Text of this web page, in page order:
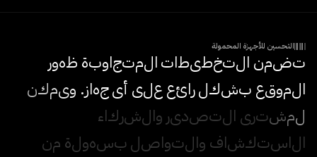
التحسين للأجهزة المحمولة
تضمن التخطيطاتالمتجاوبة ظهور
الموقع بشكلرائع على أيجهاز. ويمكن
لمشتري التصدير والشركاء
الاستكشاف والتواصلبسهولة من